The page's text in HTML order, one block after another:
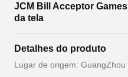
JCM Bill Acceptor
da tela
Detalhes do produto
Lugar de origem: GuangZhou